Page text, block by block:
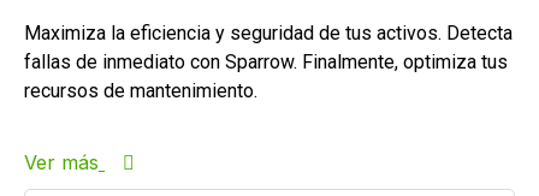
Maximiza la eficiencia y seguridad de tus activos. Detecta
fallas de inmediato con Sparrow. Finalmente, optimiza tus
recursos de mantenimiento.
Ver más